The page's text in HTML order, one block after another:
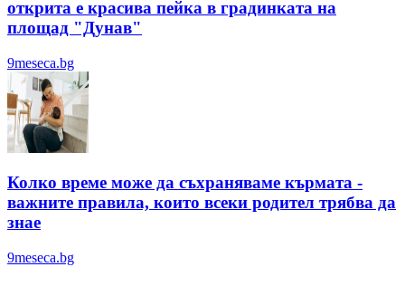
открита е красива пейка в градинката на
площад "Дунав"
9meseca.bg
Колко време може да съхраняваме кърмата -
важните правила, които всеки родител трябва да
знае
9meseca.bg